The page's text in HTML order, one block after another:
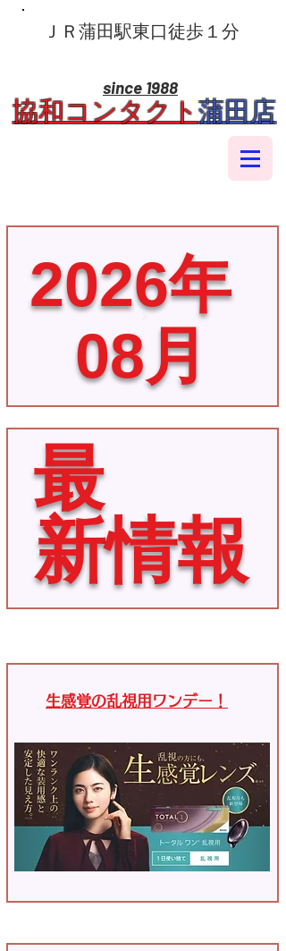
​ＪＲ蒲田駅東口徒歩１分
since 1988
​協和コンタクト蒲田店
2026年
08月
最
新情報
生感覚の乱視用ワンデー！